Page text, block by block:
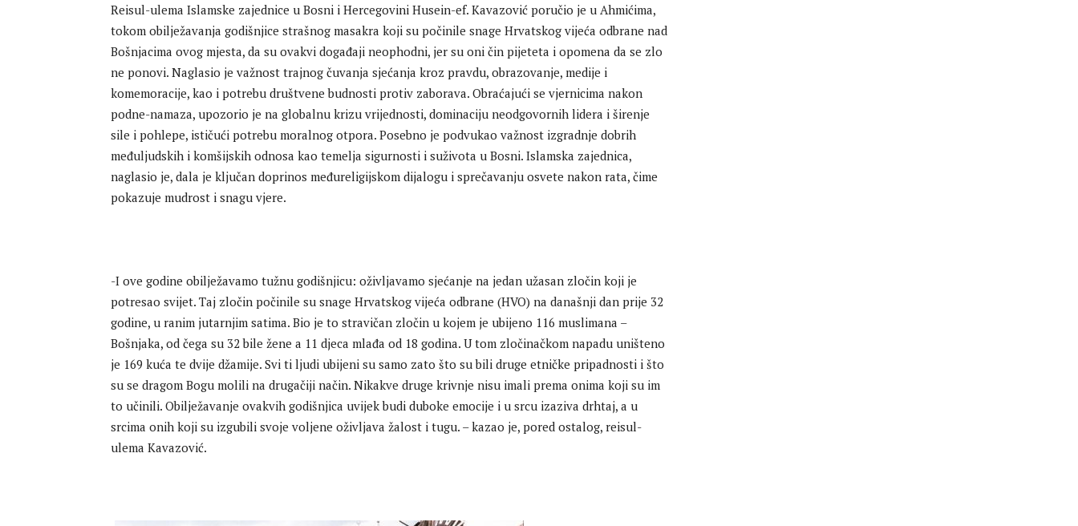
Reisul-ulema Islamske zajednice u Bosni i Hercegovini Husein-ef. Kavazović poručio je u Ahmićima,
tokom obilježavanja godišnjice strašnog masakra koji su počinile snage Hrvatskog vijeća odbrane nad
Bošnjacima ovog mjesta, da su ovakvi događaji neophodni, jer su oni čin pijeteta i opomena da se zlo
ne ponovi. Naglasio je važnost trajnog čuvanja sjećanja kroz pravdu, obrazovanje, medije i
komemoracije, kao i potrebu društvene budnosti protiv zaborava. Obraćajući se vjernicima nakon
podne-namaza, upozorio je na globalnu krizu vrijednosti, dominaciju neodgovornih lidera i širenje
sile i pohlepe, ističući potrebu moralnog otpora. Posebno je podvukao važnost izgradnje dobrih
međuljudskih i komšijskih odnosa kao temelja sigurnosti i suživota u Bosni. Islamska zajednica,
naglasio je, dala je ključan doprinos međureligijskom dijalogu i sprečavanju osvete nakon rata, čime
pokazuje mudrost i snagu vjere.
-I ove godine obilježavamo tužnu godišnjicu: oživljavamo sjećanje na jedan užasan zločin koji je
potresao svijet. Taj zločin počinile su snage Hrvatskog vijeća odbrane (HVO) na današnji dan prije 32
godine, u ranim jutarnjim satima. Bio je to stravičan zločin u kojem je ubijeno 116 muslimana –
Bošnjaka, od čega su 32 bile žene a 11 djeca mlađa od 18 godina. U tom zločinačkom napadu uništeno
je 169 kuća te dvije džamije. Svi ti ljudi ubijeni su samo zato što su bili druge etničke pripadnosti i što
su se dragom Bogu molili na drugačiji način. Nikakve druge krivnje nisu imali prema onima koji su im
to učinili. Obilježavanje ovakvih godišnjica uvijek budi duboke emocije i u srcu izaziva drhtaj, a u
srcima onih koji su izgubili svoje voljene oživljava žalost i tugu. – kazao je, pored ostalog, reisul-
ulema Kavazović.